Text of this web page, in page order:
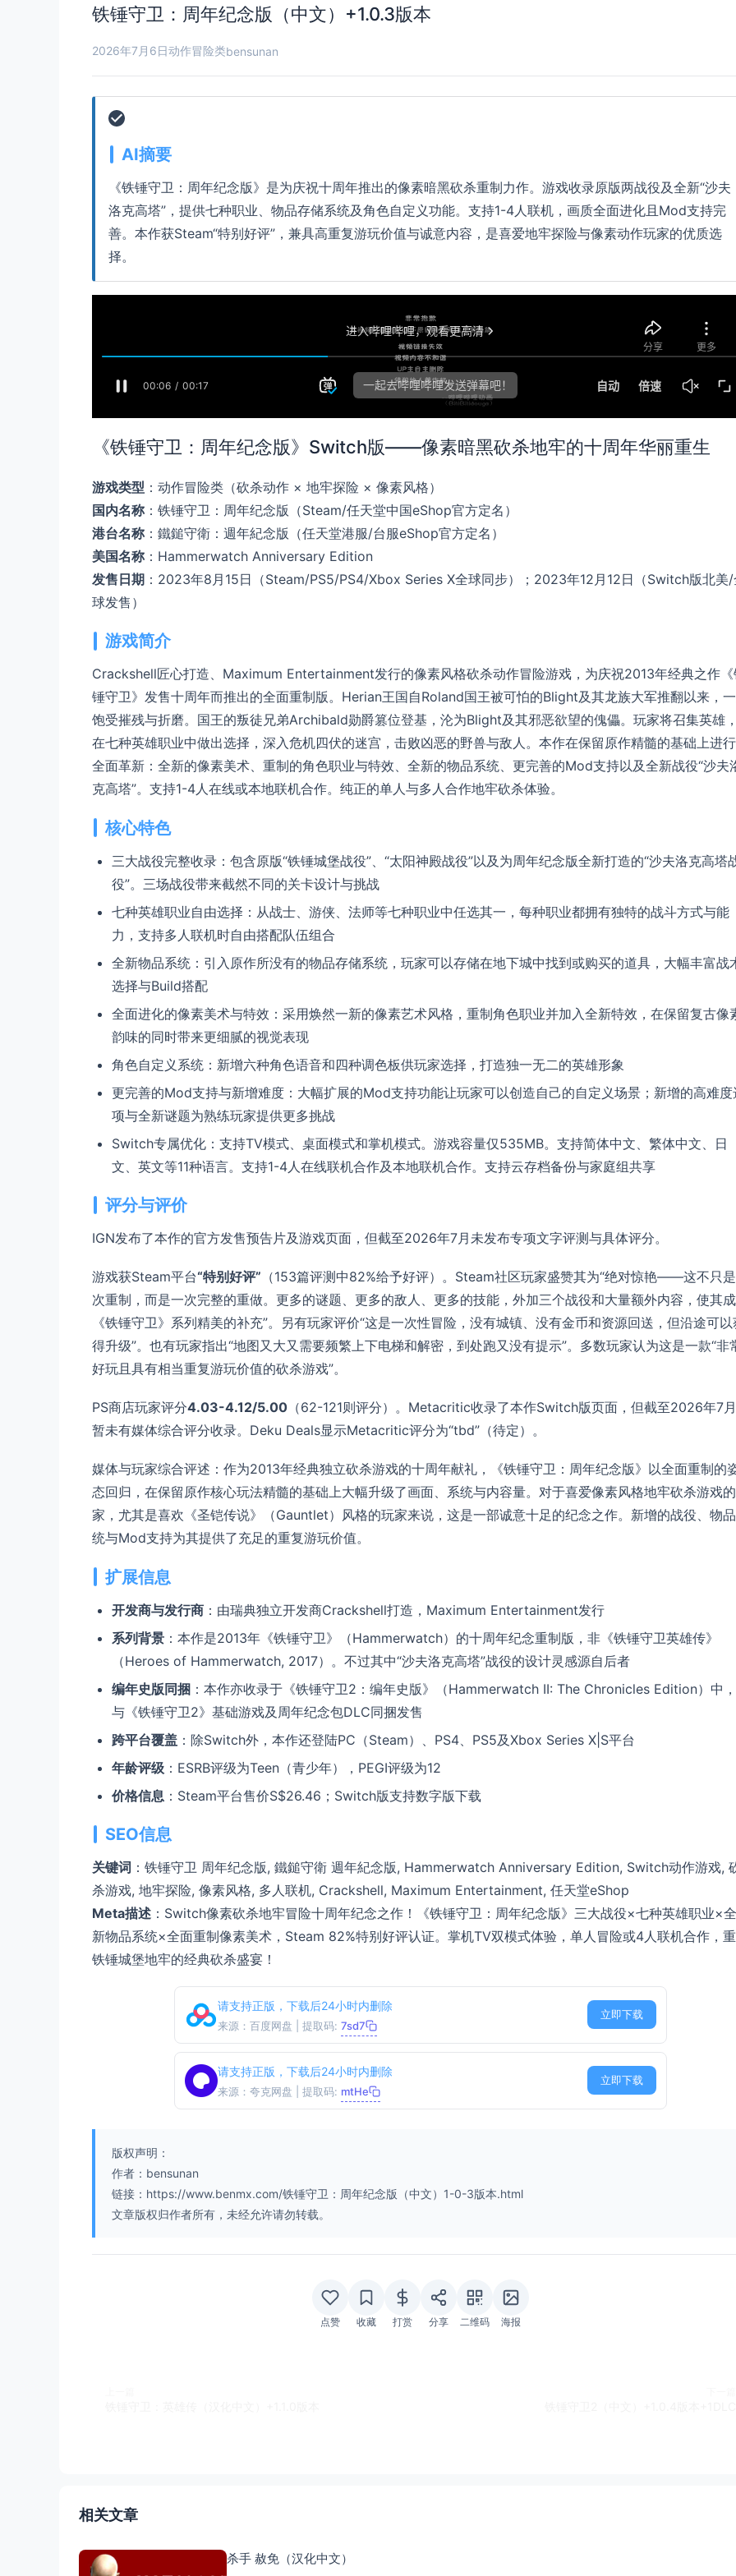
铁锤守卫：周年纪念版（中文）+1.0.3版本
2026年7月6日动作冒险类bensunan
AI摘要
《铁锤守卫：周年纪念版》是为庆祝十周年推出的像素暗黑砍杀重制力作。游戏收录原版两战役及全新“沙夫
洛克高塔”，提供七种职业、物品存储系统及角色自定义功能。支持1-4人联机，画质全面进化且Mod支持完
善。本作获Steam“特别好评”，兼具高重复游玩价值与诚意内容，是喜爱地牢探险与像素动作玩家的优质选
择。
《铁锤守卫：周年纪念版》Switch版——像素暗黑砍杀地牢的十周年华丽重生
游戏类型 ：动作冒险类（砍杀动作 × 地牢探险 × 像素风格）
国内名称 ：铁锤守卫：周年纪念版（Steam/任天堂中国eShop官方定名）
港台名称 ：鐵鎚守衛：週年紀念版（任天堂港服/台服eShop官方定名）
美国名称 ：Hammerwatch Anniversary Edition
发售日期 ：2023年8月15日（Steam/PS5/PS4/Xbox Series X全球同步）；2023年12月12日（Switch版北美/
球发售）
游戏简介
Crackshell匠心打造、Maximum Entertainment发行的像素风格砍杀动作冒险游戏，为庆祝2013年经典之作
锤守卫》发售十周年而推出的全面重制版。Herian王国自Roland国王被可怕的Blight及其龙族大军推翻以来，
饱受摧残与折磨。国王的叛徒兄弟Archibald勋爵篡位登基，沦为Blight及其邪恶欲望的傀儡。玩家将召集英雄，
在七种英雄职业中做出选择，深入危机四伏的迷宫，击败凶恶的野兽与敌人。本作在保留原作精髓的基础上进
全面革新：全新的像素美术、重制的角色职业与特效、全新的物品系统、更完善的Mod支持以及全新战役“沙夫
克高塔”。支持1-4人在线或本地联机合作。纯正的单人与多人合作地牢砍杀体验。
核心特色
三大战役完整收录：包含原版“铁锤城堡战役”、“太阳神殿战役”以及为周年纪念版全新打造的“沙夫洛克高塔
役”。三场战役带来截然不同的关卡设计与挑战
七种英雄职业自由选择：从战士、游侠、法师等七种职业中任选其一，每种职业都拥有独特的战斗方式与能
力，支持多人联机时自由搭配队伍组合
全新物品系统：引入原作所没有的物品存储系统，玩家可以存储在地下城中找到或购买的道具，大幅丰富战
选择与Build搭配
全面进化的像素美术与特效：采用焕然一新的像素艺术风格，重制角色职业并加入全新特效，在保留复古像
韵味的同时带来更细腻的视觉表现
角色自定义系统：新增六种角色语音和四种调色板供玩家选择，打造独一无二的英雄形象
更完善的Mod支持与新增难度：大幅扩展的Mod支持功能让玩家可以创造自己的自定义场景；新增的高难度
项与全新谜题为熟练玩家提供更多挑战
Switch专属优化：支持TV模式、桌面模式和掌机模式。游戏容量仅535MB。支持简体中文、繁体中文、日
文、英文等11种语言。支持1-4人在线联机合作及本地联机合作。支持云存档备份与家庭组共享
评分与评价
IGN发布了本作的官方发售预告片及游戏页面，但截至2026年7月未发布专项文字评测与具体评分。
游戏获Steam平台“特别好评” （153篇评测中82%给予好评）。Steam社区玩家盛赞其为“绝对惊艳——这不只
次重制，而是一次完整的重做。更多的谜题、更多的敌人、更多的技能，外加三个战役和大量额外内容，使其
《铁锤守卫》系列精美的补充”。另有玩家评价“这是一次性冒险，没有城镇、没有金币和资源回送，但沿途可以
得升级”。也有玩家指出“地图又大又需要频繁上下电梯和解密，到处跑又没有提示”。多数玩家认为这是一款“非
好玩且具有相当重复游玩价值的砍杀游戏”。
PS商店玩家评分4.03-4.12/5.00 （62-121则评分）。Metacritic收录了本作Switch版页面，但截至2026年7月
暂未有媒体综合评分收录。Deku Deals显示Metacritic评分为“tbd”（待定）。
媒体与玩家综合评述：作为2013年经典独立砍杀游戏的十周年献礼，《铁锤守卫：周年纪念版》以全面重制的
态回归，在保留原作核心玩法精髓的基础上大幅升级了画面、系统与内容量。对于喜爱像素风格地牢砍杀游戏
家，尤其是喜欢《圣铠传说》（Gauntlet）风格的玩家来说，这是一部诚意十足的纪念之作。新增的战役、物
统与Mod支持为其提供了充足的重复游玩价值。
扩展信息
开发商与发行商 ：由瑞典独立开发商Crackshell打造，Maximum Entertainment发行
系列背景 ：本作是2013年《铁锤守卫》（Hammerwatch）的十周年纪念重制版，非《铁锤守卫英雄传》
（Heroes of Hammerwatch, 2017）。不过其中“沙夫洛克高塔”战役的设计灵感源自后者
编年史版同捆 ：本作亦收录于《铁锤守卫2：编年史版》（Hammerwatch II: The Chronicles Edition）中，
与《铁锤守卫2》基础游戏及周年纪念包DLC同捆发售
跨平台覆盖 ：除Switch外，本作还登陆PC（Steam）、PS4、PS5及Xbox Series X|S平台
年龄评级 ：ESRB评级为Teen（青少年），PEGI评级为12
价格信息 ：Steam平台售价S$26.46；Switch版支持数字版下载
SEO信息
关键词 ：铁锤守卫 周年纪念版, 鐵鎚守衛 週年紀念版, Hammerwatch Anniversary Edition, Switch动作游戏,
杀游戏, 地牢探险, 像素风格, 多人联机, Crackshell, Maximum Entertainment, 任天堂eShop
Meta描述 ：Switch像素砍杀地牢冒险十周年纪念之作！《铁锤守卫：周年纪念版》三大战役×七种英雄职业×全
新物品系统×全面重制像素美术，Steam 82%特别好评认证。掌机TV双模式体验，单人冒险或4人联机合作，
铁锤城堡地牢的经典砍杀盛宴！
请支持正版，下载后24小时内删除
来源：百度网盘 | 提取码: 7sd7
立即下载
请支持正版，下载后24小时内删除
来源：夸克网盘 | 提取码: mtHe
立即下载
版权声明：
作者：bensunan
链接：https://www.benmx.com/铁锤守卫：周年纪念版（中文）1-0-3版本.html
文章版权归作者所有，未经允许请勿转载。
点赞 收藏 打赏 分享 二维码 海报
相关文章
杀手 赦免（汉化中文）